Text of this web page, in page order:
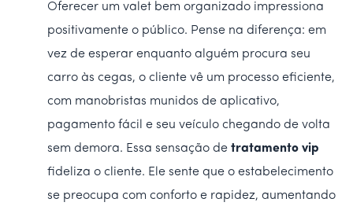
Oferecer um valet bem organizado impressiona
positivamente o público. Pense na diferença: em
vez de esperar enquanto alguém procura seu
carro às cegas, o cliente vê um processo eficiente,
com manobristas munidos de aplicativo,
pagamento fácil e seu veículo chegando de volta
sem demora. Essa sensação de tratamento vip
fideliza o cliente. Ele sente que o estabelecimento
se preocupa com conforto e rapidez, aumentando